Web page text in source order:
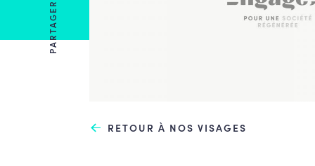
PARTAGER
RETOUR À NOS VISAGES